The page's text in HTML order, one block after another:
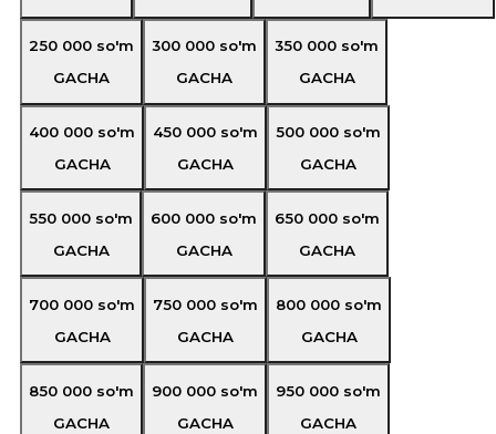
250 000 so'm
GACHA
300 000 so'm
GACHA
350 000 so'm
GACHA
400 000 so'm
GACHA
450 000 so'm
GACHA
500 000 so'm
GACHA
550 000 so'm
GACHA
600 000 so'm
GACHA
650 000 so'm
GACHA
700 000 so'm
GACHA
750 000 so'm
GACHA
800 000 so'm
GACHA
850 000 so'm
GACHA
900 000 so'm
GACHA
950 000 so'm
GACHA